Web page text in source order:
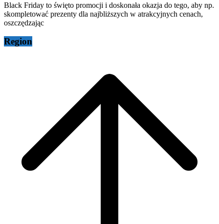
Black Friday to święto promocji i doskonała okazja do tego, aby np.
skompletować prezenty dla najbliższych w atrakcyjnych cenach,
oszczędzając
Region